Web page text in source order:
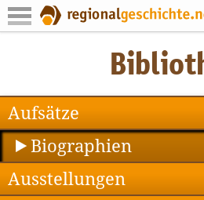
Aufsätze
Biographien
Ausstellungen